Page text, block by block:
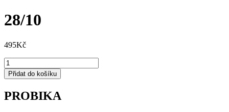
28/10
495Kč
28/10
množství
Přidat do košíku
PROBIKA